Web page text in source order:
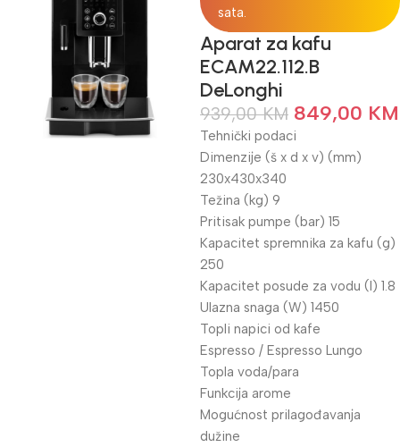
sata.
Aparat za kafu
ECAM22.112.B
DeLonghi
939,00KM 849,00 KM
Tehnički podaci
Dimenzije (š x d x v) (mm)
230x430x340
Težina (kg) 9
Pritisak pumpe (bar) 15
Kapacitet spremnika za kafu (g)
250
Kapacitet posude za vodu (l) 1.8
Ulazna snaga (W) 1450
Topli napici od kafe
Espresso / Espresso Lungo
Topla voda/para
Funkcija arome
Mogućnost prilagođavanja
dužine